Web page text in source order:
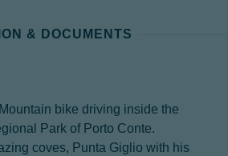
& DOCUMENTS
bike driving inside the
Park of Porto Conte.
coves, Punta Giglio with his